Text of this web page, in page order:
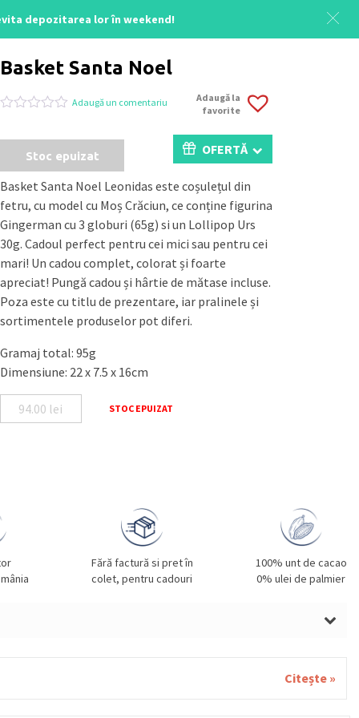
depozitarea lor în weekend!
Basket Santa Noel
5
pe
a
evaluări
la
clienți
Adaugă un comentariu
Adaugă la
favorite
Stoc epuizat OFERTĂ
Basket Santa Noel Leonidas este coșulețul din
fetru, cu model cu Moș Crăciun, ce conține figurina
Gingerman cu 3 globuri (65g) si un Lollipop Urs
30g. Cadoul perfect pentru cei mici sau pentru cei
mari! Un cadou complet, colorat și foarte
apreciat! Pungă cadou și hârtie de mătase incluse.
Poza este cu titlu de prezentare, iar pralinele și
sortimentele produselor pot diferi.
Gramaj total: 95g
Dimensiune: 22 x 7.5 x 16cm
94.00 lei STOC EPUIZAT
Fără factură si pret în
colet, pentru cadouri
100% unt de cacao
0% ulei de palmier
Citește »